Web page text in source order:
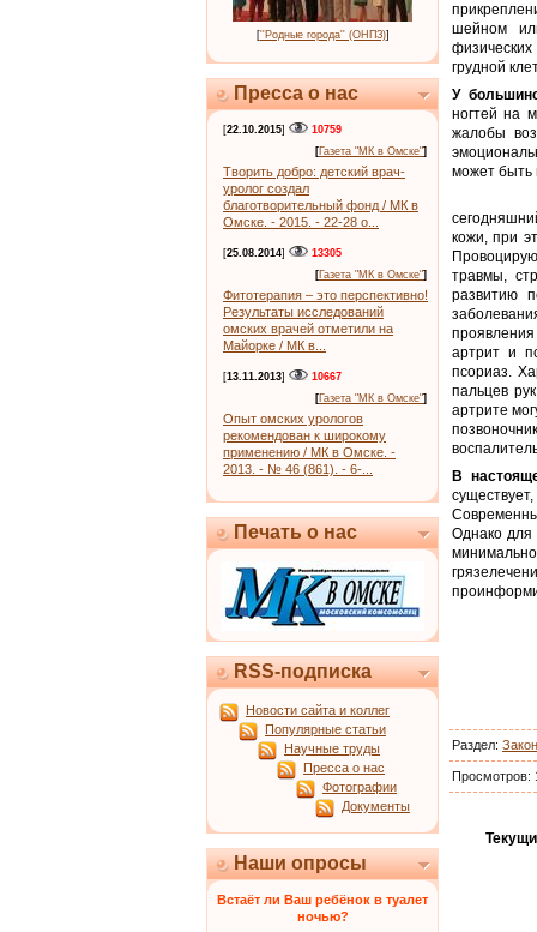
[''Родные города'' (ОНПЗ)]
Пресса о нас
[22.10.2015]
10759
[Газета "МК в Омске"]
Творить добро: детский врач-
уролог создал
благотворительный фонд / МК в
Омске. - 2015. - 22-28 о...
[25.08.2014]
13305
[Газета "МК в Омске"]
Фитотерапия – это перспективно!
Результаты исследований
омских врачей отметили на
Майорке / МК в...
[13.11.2013]
10667
[Газета "МК в Омске"]
Опыт омских урологов
рекомендован к широкому
применению / МК в Омске. -
2013. - № 46 (861). - 6-...
Печать о нас
RSS-подписка
Новости сайта и коллег
Популярные статьи
Научные труды
Пресса о нас
Фотографии
Документы
Наши опросы
Встаёт ли Ваш ребёнок в туалет
ночью?
шейном
грудной
У
ногтей на
жалобы
может быть
кожи, при
травмы,
развитию
артрит и
псориаз.
пальцев
артрите
В
Однако для
Раздел:
Просмотров: